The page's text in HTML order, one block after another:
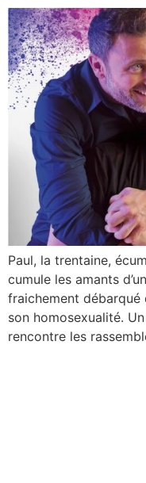
Paul, la trentaine,
cumule les amants
fraichement débarqué
son homosexualité.
rencontre les